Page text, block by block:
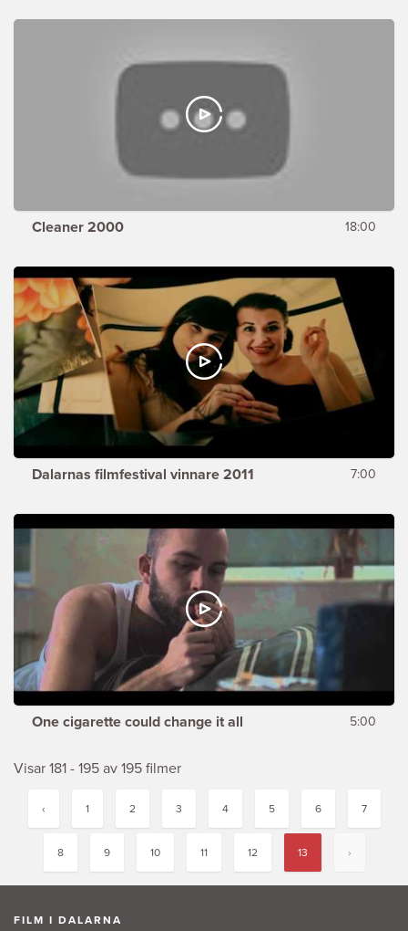
Cleaner 2000 18:00
Dalarnas filmfestival vinnare 2011 7:00
One cigarette could change it all 5:00
Visar 181 - 195 av 195 filmer
‹ 1 2 3 4 5 6 7
8 9 10 11 12 13 ›
FILM I DALARNA